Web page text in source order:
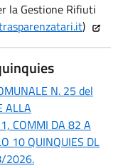
la Gestione Rifiuti
)
N. 25 del
ALLA
COMMI DA 82 A
10 QUINQUIES DL
2026.